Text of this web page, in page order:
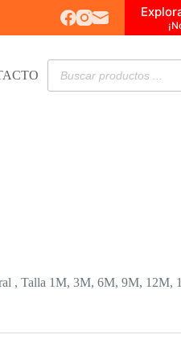
Búsqueda
productos
, Talla 1M, 3M, 6M, 9M, 12M,